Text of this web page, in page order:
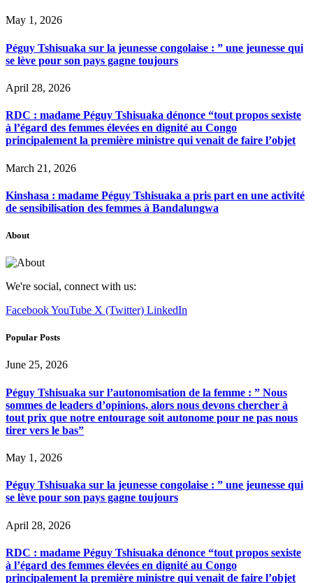
May 1, 2026
Péguy Tshisuaka sur la jeunesse congolaise : ” une jeunesse qui
se lève pour son pays gagne toujours
April 28, 2026
RDC : madame Péguy Tshisuaka dénonce “tout propos sexiste
à l’égard des femmes élevées en dignité au Congo
principalement la première ministre qui venait de faire l’objet
March 21, 2026
Kinshasa : madame Péguy Tshisuaka a pris part en une activité
de sensibilisation des femmes à Bandalungwa
About
We're social, connect with us:
FacebookYouTube X (Twitter) LinkedIn
Popular Posts
June 25, 2026
Péguy Tshisuaka sur l’autonomisation de la femme : ” Nous
sommes de leaders d’opinions, alors nous devons chercher à
tout prix que notre entourage soit autonome pour ne pas nous
tirer vers le bas”
May 1, 2026
Péguy Tshisuaka sur la jeunesse congolaise : ” une jeunesse qui
se lève pour son pays gagne toujours
April 28, 2026
RDC : madame Péguy Tshisuaka dénonce “tout propos sexiste
à l’égard des femmes élevées en dignité au Congo
principalement la première ministre qui venait de faire l’objet